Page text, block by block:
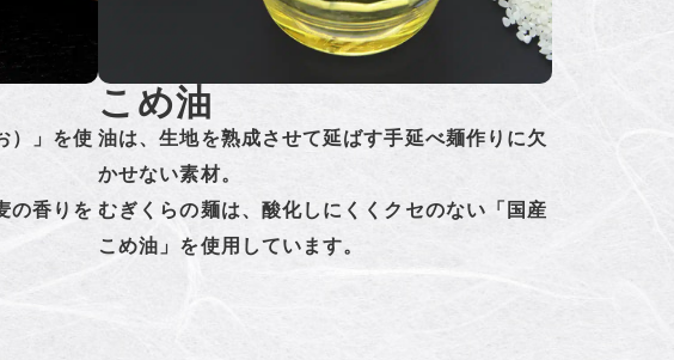
）」を使
の香りを
こめ油
油は、生地を熟成させて延ばす手延べ麺作りに欠
かせない素材。
むぎくらの麺は、酸化しにくくクセのない「国産
こめ油」を使用しています。